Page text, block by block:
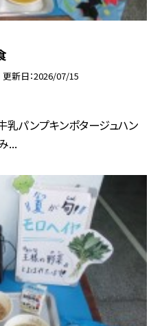
更新日 2026/07/15
パンプキンポタージュハン
...